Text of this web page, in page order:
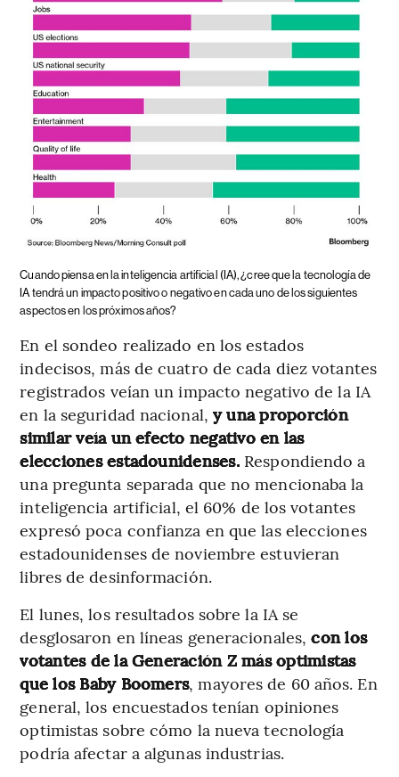
Cuando piensa en la inteligencia artificial (IA), ¿cree que la tecnología de
IA tendrá un impacto positivo o negativo en cada uno de los siguientes
aspectos en los próximos años?
En el sondeo realizado en los estados
indecisos, más de cuatro de cada diez votantes
registrados veían un impacto negativo de la IA
en la seguridad nacional, y una proporción
similar veía un efecto negativo en las
elecciones estadounidenses. Respondiendo a
una pregunta separada que no mencionaba la
inteligencia artificial, el 60% de los votantes
expresó poca confianza en que las elecciones
estadounidenses de noviembre estuvieran
libres de desinformación.
El lunes, los resultados sobre la IA se
desglosaron en líneas generacionales, con los
votantes de la Generación Z más optimistas
que los Baby Boomers, mayores de 60 años. En
general, los encuestados tenían opiniones
optimistas sobre cómo la nueva tecnología
podría afectar a algunas industrias.